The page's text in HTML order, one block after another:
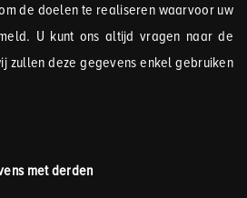
de doelen te realiseren waarvoor uw
U kunt ons altijd vragen naar de
zullen deze gegevens enkel gebruiken
met derden